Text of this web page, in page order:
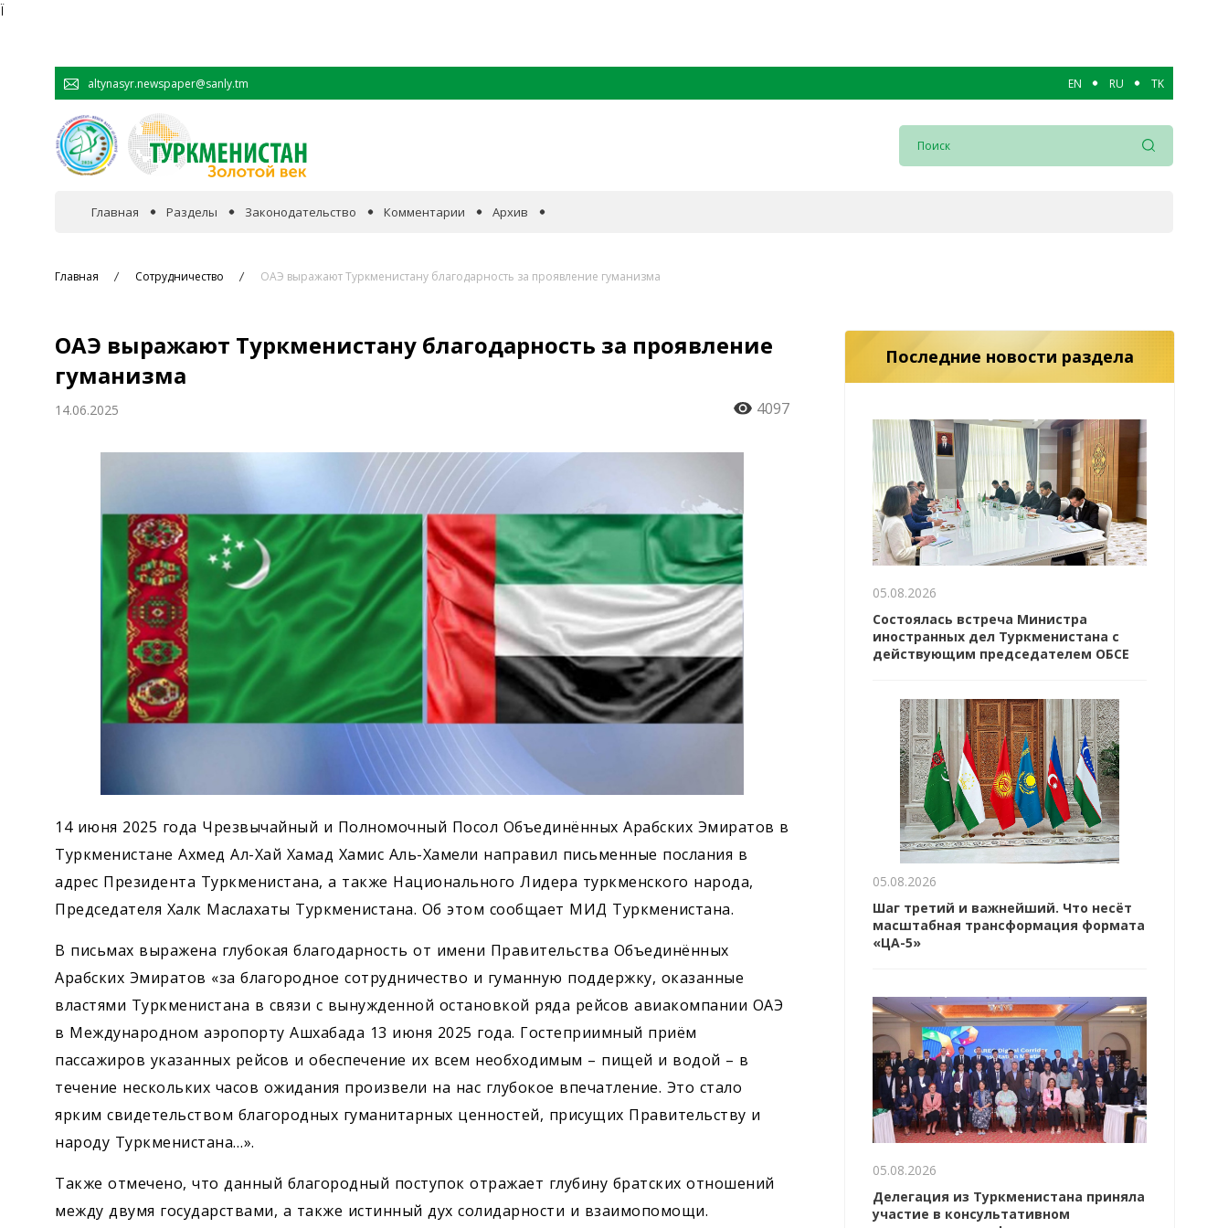
Ï
altynasyr.newspaper@sanly.tm EN RU TK
Главная Разделы
Сотрудничество
Культура
Наука
Спорт
Законодательство Комментарии Архив
Главная Сотрудничество ОАЭ выражают Туркменистану благодарность за проявление гуманизма
ОАЭ выражают Туркменистану благодарность за проявление
гуманизма
14.06.2025 4097
14 июня 2025 года Чрезвычайный и Полномочный Посол Объединённых Арабских Эмиратов в
Туркменистане Ахмед Ал-Хай Хамад Хамис Аль-Хамели направил письменные послания в
адрес Президента Туркменистана, а также Национального Лидера туркменского народа,
Председателя Халк Маслахаты Туркменистана. Об этом сообщает МИД Туркменистана.
В письмах выражена глубокая благодарность от имени Правительства Объединённых
Арабских Эмиратов «за благородное сотрудничество и гуманную поддержку, оказанные
властями Туркменистана в связи с вынужденной остановкой ряда рейсов авиакомпании ОАЭ
в Международном аэропорту Ашхабада 13 июня 2025 года. Гостеприимный приём
пассажиров указанных рейсов и обеспечение их всем необходимым – пищей и водой – в
течение нескольких часов ожидания произвели на нас глубокое впечатление. Это стало
ярким свидетельством благородных гуманитарных ценностей, присущих Правительству и
народу Туркменистана…».
Также отмечено, что данный благородный поступок отражает глубину братских отношений
между двумя государствами, а также истинный дух солидарности и взаимопомощи.
Последние новости раздела
05.08.2026
Состоялась встреча Министра
иностранных дел Туркменистана с
действующим председателем ОБСЕ
05.08.2026
Шаг третий и важнейший. Что несёт
масштабная трансформация формата
«ЦА-5»
05.08.2026
Делегация из Туркменистана приняла
участие в консультативном